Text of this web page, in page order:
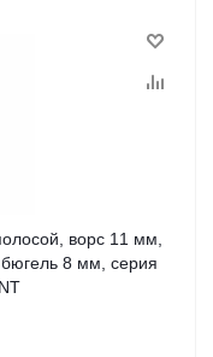
ворс 11 мм,
8 мм, серия